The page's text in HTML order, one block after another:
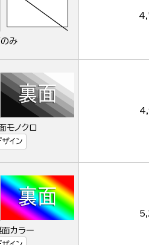
み
モノクロ
イン
カラー